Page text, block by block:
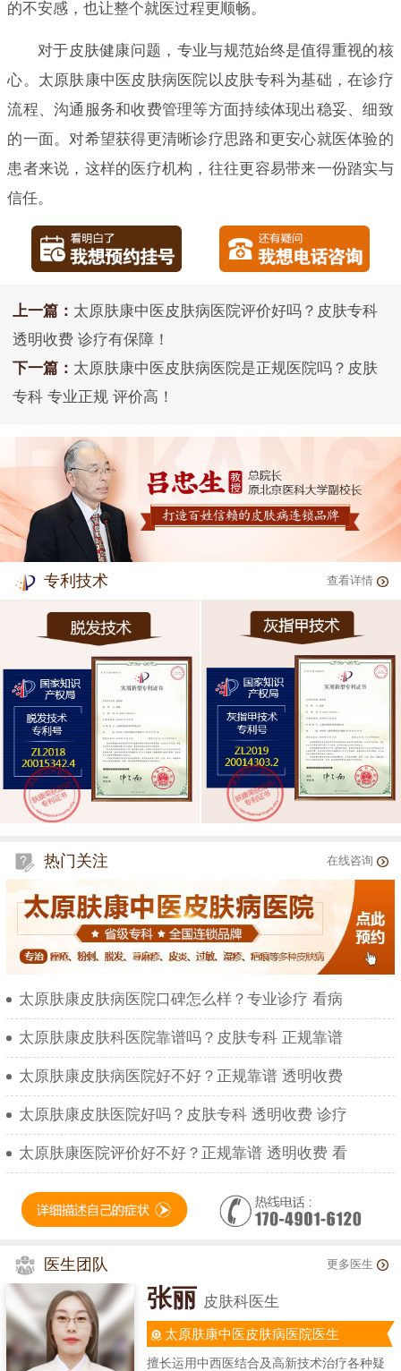
的不安感，也让整个就医过程更顺畅。
对于皮肤健康问题，专业与规范始终是值得重视的核
心。太原肤康中医皮肤病医院以皮肤专科为基础，在诊疗
流程、沟通服务和收费管理等方面持续体现出稳妥、细致
的一面。对希望获得更清晰诊疗思路和更安心就医体验的
患者来说，这样的医疗机构，往往更容易带来一份踏实与
信任。
上一篇： 太原肤康中医皮肤病医院评价好吗？皮肤专科
透明收费 诊疗有保障！
下一篇： 太原肤康中医皮肤病医院是正规医院吗？皮肤
专科 专业正规 评价高！
专利技术 查看详情
热门关注 在线咨询
太原肤康皮肤病医院口碑怎么样？专业诊疗 看病
太原肤康皮肤科医院靠谱吗？皮肤专科 正规靠谱
太原肤康皮肤病医院好不好？正规靠谱 透明收费
太原肤康皮肤医院好吗？皮肤专科 透明收费 诊疗
太原肤康医院评价好不好？正规靠谱 透明收费 看
医生团队 更多医生
张丽 皮肤科医生
太原肤康中医皮肤病医院医生
擅长运用中西医结合及高新技术治疗各种疑